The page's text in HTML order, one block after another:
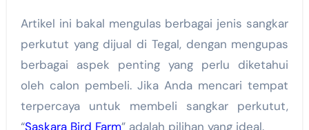
Artikel ini bakal mengulas berbagai jenis sangkar
perkutut yang dijual di Tegal, dengan mengupas
berbagai aspek penting yang perlu diketahui
oleh calon pembeli. Jika Anda mencari tempat
terpercaya untuk membeli sangkar perkutut,
“Saskara Bird Farm” adalah pilihan yang ideal.